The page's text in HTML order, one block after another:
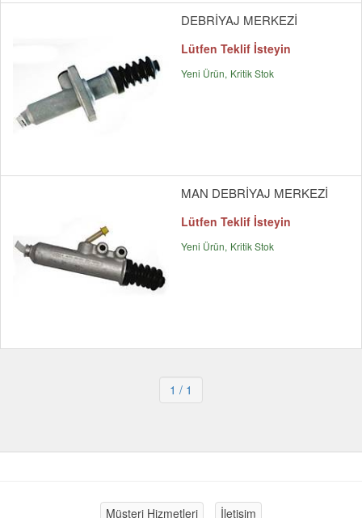
DEBRİYAJ MERKEZİ
Lütfen Teklif İsteyin
Yeni Ürün Kritik Stok
MAN DEBRİYAJ MERKEZİ
Lütfen Teklif İsteyin
Yeni Ürün Kritik Stok
1 / 1
Müşteri Hizmetleri İletişim